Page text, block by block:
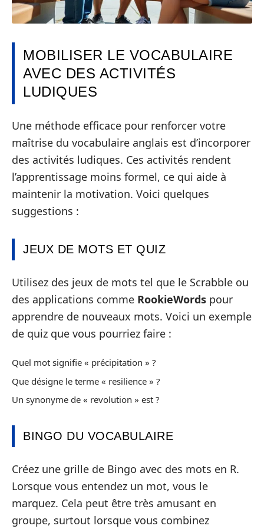
MOBILISER LE VOCABULAIRE
AVEC DES ACTIVITÉS
LUDIQUES
Une méthode efficace pour renforcer votre
maîtrise du vocabulaire anglais est d’incorporer
des activités ludiques. Ces activités rendent
l’apprentissage moins formel, ce qui aide à
maintenir la motivation. Voici quelques
suggestions :
JEUX DE MOTS ET QUIZ
Utilisez des jeux de mots tel que le Scrabble ou
des applications comme RookieWords pour
apprendre de nouveaux mots. Voici un exemple
de quiz que vous pourriez faire :
Quel mot signifie « précipitation » ?
Que désigne le terme « resilience » ?
Un synonyme de « revolution » est ?
BINGO DU VOCABULAIRE
Créez une grille de Bingo avec des mots en R.
Lorsque vous entendez un mot, vous le
marquez. Cela peut être très amusant en
groupe, surtout lorsque vous combinez